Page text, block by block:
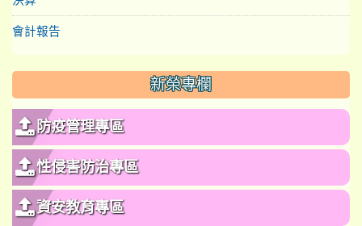
會計報告
新榮專欄
防疫管理專區
性侵害防治專區
資安教育專區